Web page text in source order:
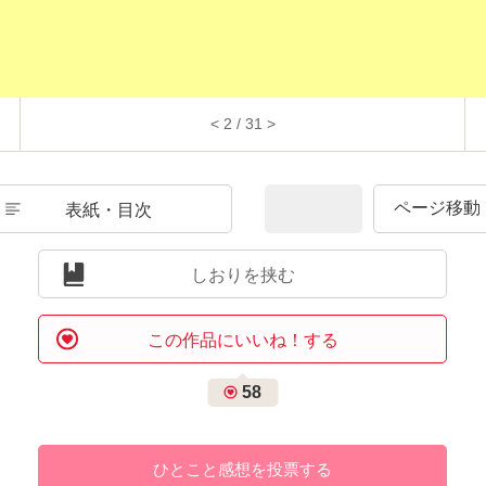
< 2 / 31 >
表紙・目次
しおりを挟む
この作品にいいね！する
58
ひとこと感想を投票する